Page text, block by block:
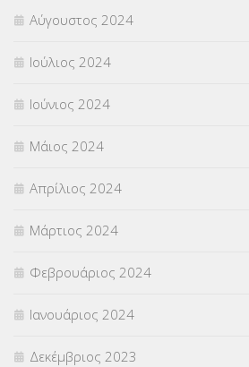
Αύγουστος 2024
Ιούλιος 2024
Ιούνιος 2024
Μάιος 2024
Απρίλιος 2024
Μάρτιος 2024
Φεβρουάριος 2024
Ιανουάριος 2024
Δεκέμβριος 2023